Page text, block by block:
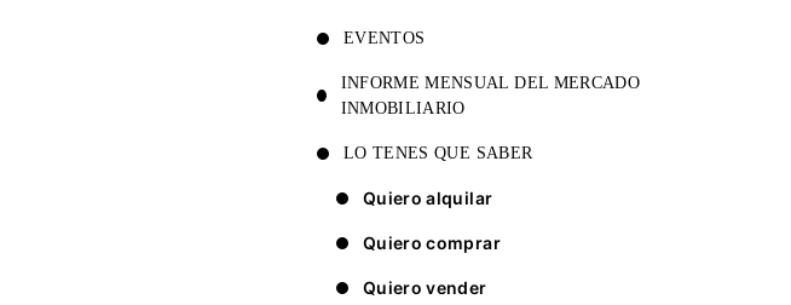
EVENTOS
INFORME MENSUAL DEL MERCADO
INMOBILIARIO
LO TENES QUE SABER
Quiero alquilar
Quiero comprar
Quiero vender